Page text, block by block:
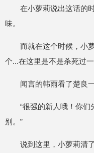
在小萝莉说出这话的
味。
而就在这个时候，小
个...在这里是不是杀死过
闻言的韩雨看了楚良
“很强的新人哦！你
别。”
说到这里，小萝莉清